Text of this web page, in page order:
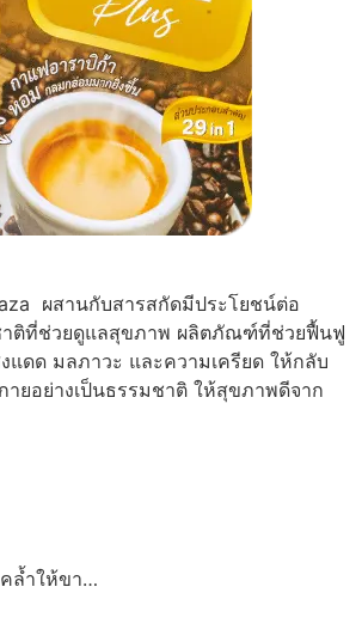
ผสานกับสารสกัดมีประโยชน์ต่อ
าติที่ช่วยดูแลสุขภาพ ผลิตภัณฑ์ที่ช่วยฟื้นฟู
แดด มลภาวะ และความเครียด ให้กลับ
ายอย่างเป็นธรรมชาติ ให้สุขภาพดีจาก
ล้ำให้ขา…